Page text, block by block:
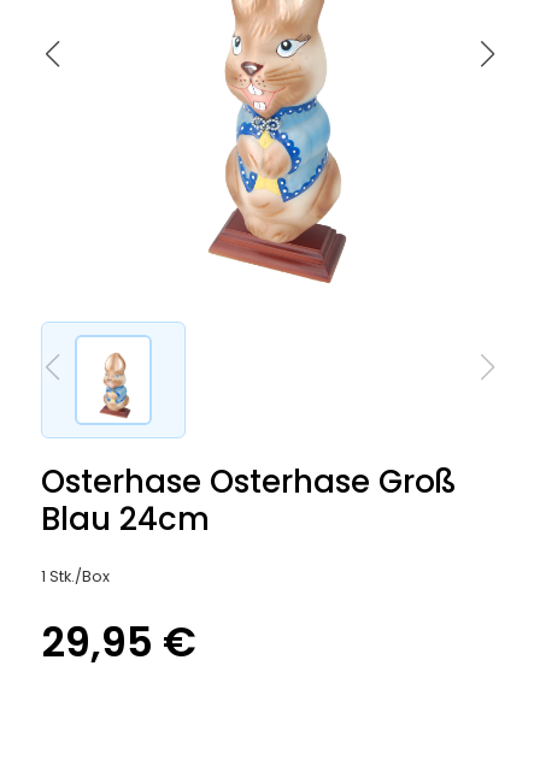
Osterhase Osterhase Groß
Blau 24cm
1 Stk./Box
29,95 €